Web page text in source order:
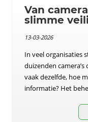
Van
slimme
13-03-2026
In veel organisaties
duizenden
vaak dezelfde, hoe
informatie? Het